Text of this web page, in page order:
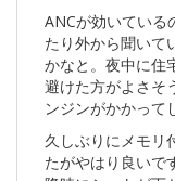
ANCが効いている
たり外から聞いて
かなと。夜中に住
避けた方がよさそ
ンジンがかかって
久しぶりにメモリ
たがやはり良いで